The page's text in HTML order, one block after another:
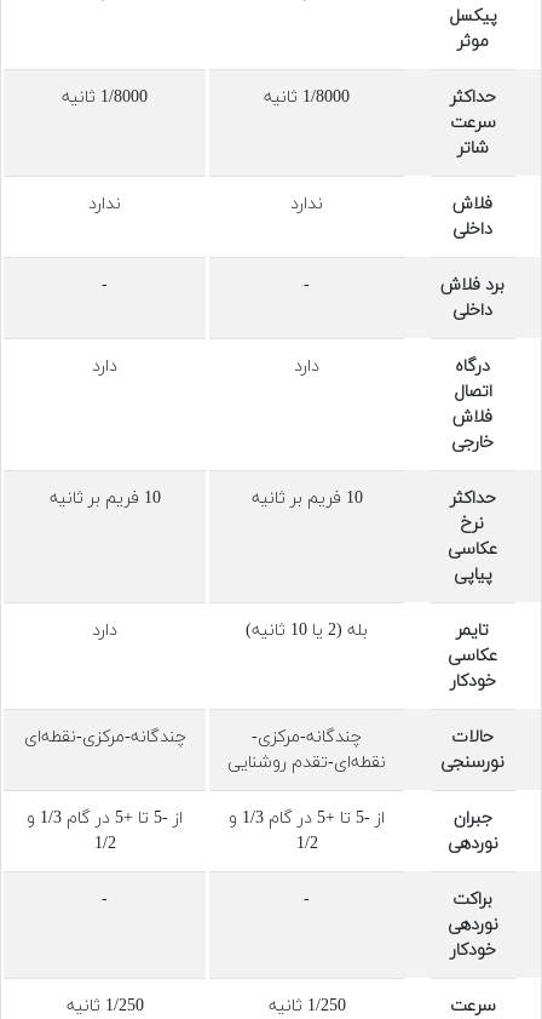
پیکسل
موثر
حداکثر
سرعت
شاتر
1/8000 ثانیه 1/8000 ثانیه
فلاش
داخلی
ندارد ندارد
برد فلاش
داخلی
-
-
درگاه
اتصال
فلاش
خارجی
دارد دارد
حداکثر
نرخ
عکاسی
پیاپی
10 فریم بر ثانیه 10 فریم بر ثانیه
تایمر
عکاسی
خودکار
بله (2 یا 10 ثانیه) دارد
حالات
نورسنجی
چندگانه-مرکزی-
نقطه‌ای-تقدم روشنایی
چندگانه-مرکزی-نقطه‌ای
جبران
نوردهی
از -5 تا +5 در گام 1/3 و
1/2
از -5 تا +5 در گام 1/3 و
1/2
براکت
نوردهی
خودکار
-
-
سرعت
1/250 ثانیه 1/250 ثانیه